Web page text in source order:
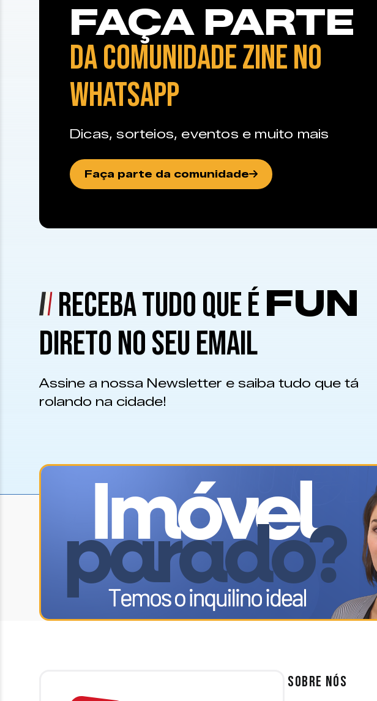
FAÇA PARTE
DA COMUNIDADE ZINE NO
WHATSAPP
Dicas, sorteios, eventos e muito mais
Faça parte da comunidade
RECEBA TUDO QUE ÉFUN
DIRETO NO SEU EMAIL
Assine a nossa Newsletter e saiba tudo que tá
rolando na cidade!
SOBRE NÓS